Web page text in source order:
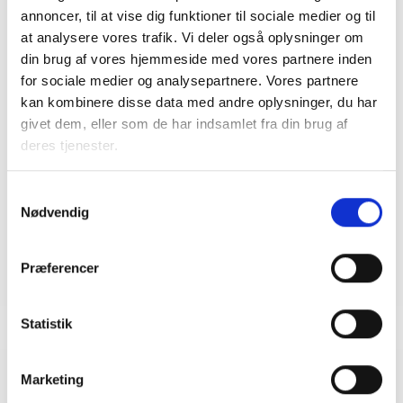
annoncer, til at vise dig funktioner til sociale medier og til
at analysere vores trafik. Vi deler også oplysninger om
din brug af vores hjemmeside med vores partnere inden
for sociale medier og analysepartnere. Vores partnere
kan kombinere disse data med andre oplysninger, du har
givet dem, eller som de har indsamlet fra din brug af
deres tjenester.
Nødvendig
Præferencer
Statistik
Marketing
Kontakt
Bent Madsen
Relateret indhold Viden